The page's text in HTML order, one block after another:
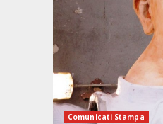
Comunicati Stampa